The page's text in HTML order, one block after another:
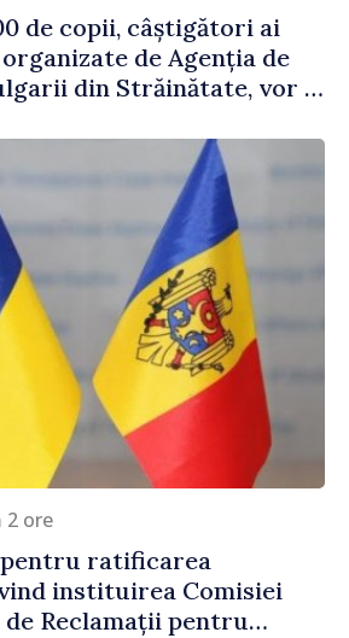
de copii, câștigători ai
de Agenția de
din Străinătate, vor fi
2 ore
ratificarea
instituirea Comisiei
Reclamații pentru